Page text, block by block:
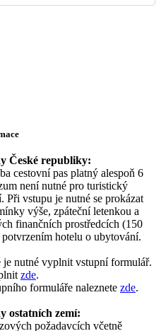
České republiky:
cestovní pas platný alespoň 6
není nutné pro turistický
Při vstupu je nutné se prokázat
výše, zpáteční letenkou a
finančních prostředcích (150
hotelu o ubytování.
je nutné vyplnit vstupní formulář.
zde.
formuláře naleznete zde.
ostatních zemí:
požadavcích včetně